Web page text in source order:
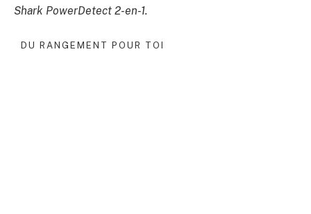
Shark PowerDetect 2-en-1.
DU RANGEMENT POUR TOI